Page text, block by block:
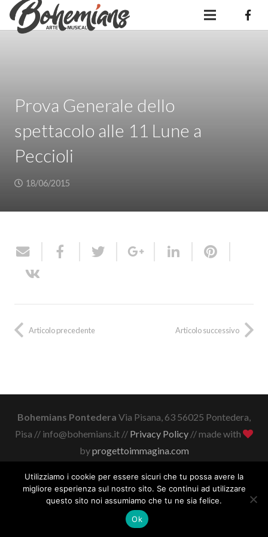
Prova Generale dello
spettacolo alle 11 Lune a
Peccioli
18/06/2015
Articolo precedente Articolo successivo
Bohemians Pontedera Via Pisana, 63 56025 Pontedera,
Pisa // info@bohemians.it // Privacy Policy// made with
byprogettoimmagina.com
Utilizziamo i cookie per essere sicuri che tu possa avere la
migliore esperienza sul nostro sito. Se continui ad utilizzare
questo sito noi assumiamo che tu ne sia felice.
Ok